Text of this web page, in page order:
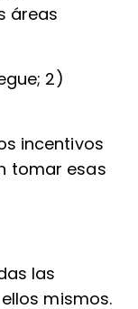
áreas
2)
incentivos
tomar esas
las
mismos.